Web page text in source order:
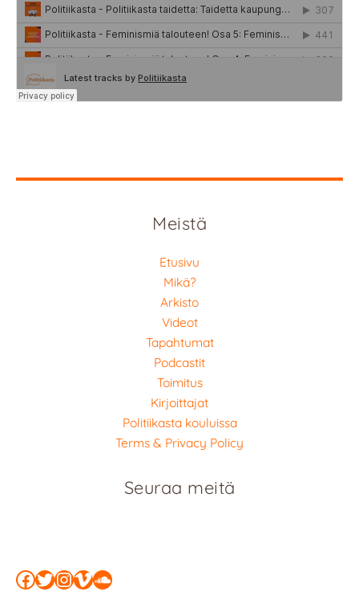
Meistä
Etusivu
Mikä?
Arkisto
Videot
Tapahtumat
Podcastit
Toimitus
Kirjoittajat
Politiikasta kouluissa
Terms & Privacy Policy
Seuraa meitä
Facebook
Twitter
Instagram
Vimeo
SoundCloud